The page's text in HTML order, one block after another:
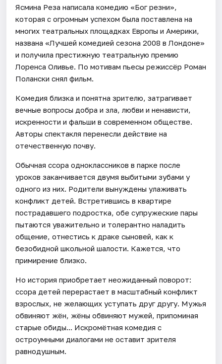
Ясмина Реза написала комедию «Бог резни»,
которая с огромным успехом была поставлена на
многих театральных площадках Европы и Америки,
названа «Лучшей комедией сезона 2008 в Лондоне»
и получила престижную театральную премию
Лоренса Оливье. По мотивам пьесы режиссёр Роман
Полански снял фильм.
Комедия близка и понятна зрителю, затрагивает
вечные вопросы добра и зла, любви и ненависти,
искренности и фальши в современном обществе.
Авторы спектакля перенесли действие на
отечественную почву.
Обычная ссора одноклассников в парке после
уроков заканчивается двумя выбитыми зубами у
одного из них. Родители вынуждены улаживать
конфликт детей. Встретившись в квартире
пострадавшего подростка, обе супружеские пары
пытаются уважительно и толерантно наладить
общение, отнестись к драке сыновей, как к
безобидной школьной шалости. Кажется, что
примирение близко.
Но история приобретает неожиданный поворот:
ссора детей перерастает в масштабный конфликт
взрослых, не желающих уступать друг другу. Мужья
обвиняют жён, жёны обвиняют мужей, припоминая
старые обиды... Искромётная комедия с
остроумными диалогами не оставит зрителя
равнодушным.